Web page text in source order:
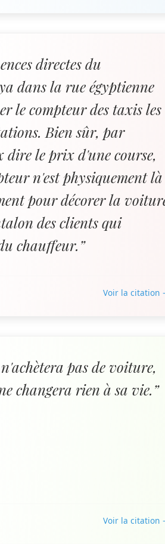
directes du
dans la rue égyptienne
le compteur des taxis les
Bien sûr, par
dire le prix d'une course,
n'est physiquement là
pour décorer la
des clients qui
chauffeur.”
Voir la citation
pas de voiture,
changera rien à sa vie.”
Voir la citation